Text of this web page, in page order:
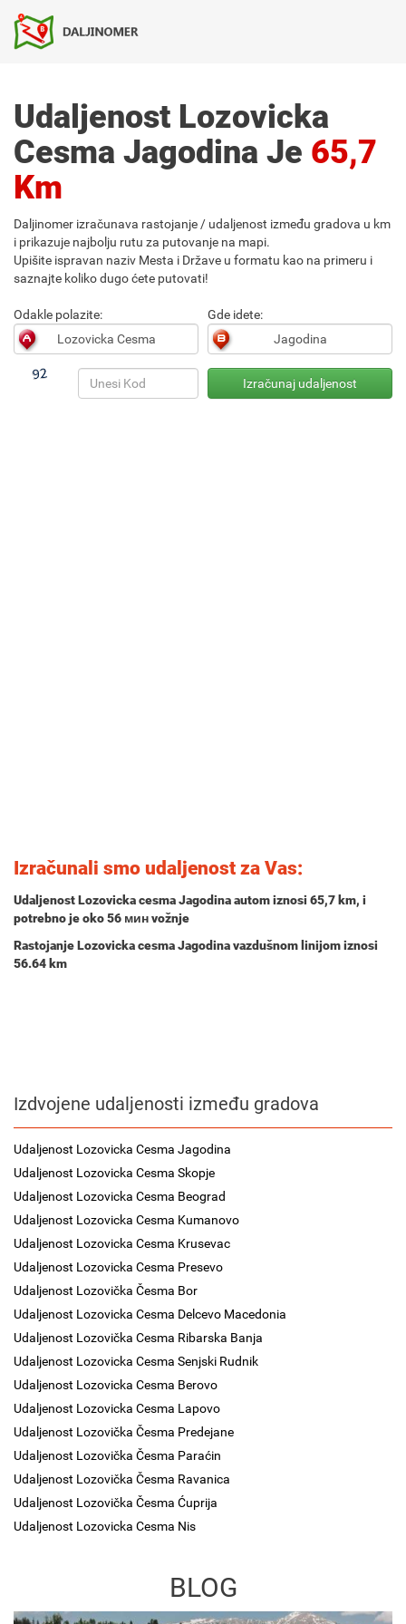
Udaljenost Lozovicka
Cesma Jagodina Je 65,7
Km
Daljinomer izračunava rastojanje / udaljenost između gradova u km
i prikazuje najbolju rutu za putovanje na mapi.
Upišite ispravan naziv Mesta i Države u formatu kao na primeru i
saznajte koliko dugo ćete putovati!
Odakle polazite: Gde idete:
Izračunali smo udaljenost za Vas:
Udaljenost Lozovicka cesma Jagodina autom iznosi 65,7 km, i
potrebno je oko56 минvožnje
Rastojanje Lozovicka cesma Jagodina vazdušnom linijom iznosi
56.64 km
Izdvojene udaljenosti između gradova
Udaljenost Lozovicka Cesma Jagodina
Udaljenost Lozovicka Cesma Skopje
Udaljenost Lozovicka Cesma Beograd
Udaljenost Lozovicka Cesma Kumanovo
Udaljenost Lozovicka Cesma Krusevac
Udaljenost Lozovicka Cesma Presevo
Udaljenost Lozovička Česma Bor
Udaljenost Lozovicka Cesma Delcevo Macedonia
Udaljenost Lozovička Cesma Ribarska Banja
Udaljenost Lozovicka Cesma Senjski Rudnik
Udaljenost Lozovicka Cesma Berovo
Udaljenost Lozovicka Cesma Lapovo
Udaljenost Lozovička Česma Predejane
Udaljenost Lozovička Česma Paraćin
Udaljenost Lozovička Česma Ravanica
Udaljenost Lozovička Česma Ćuprija
Udaljenost Lozovicka Cesma Nis
BLOG